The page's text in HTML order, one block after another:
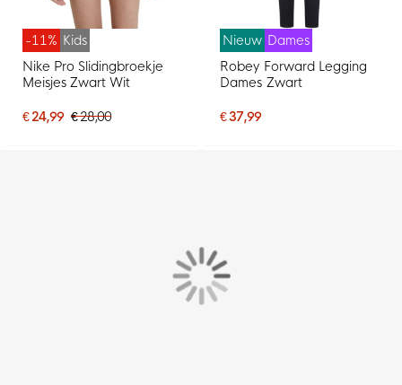
-11% Kids
Nike Pro Slidingbroekje
Meisjes Zwart Wit
€ 24,99 € 28,00
Nieuw Dames
Robey Forward Legging
Dames Zwart
€ 37,99